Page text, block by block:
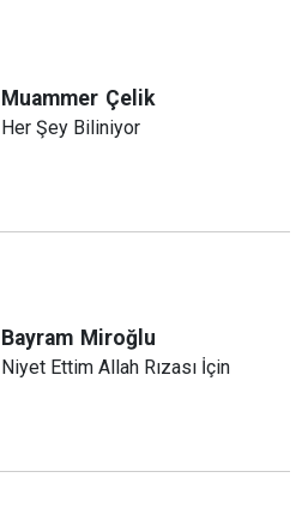
Muammer Çelik
Her Şey Biliniyor
Bayram Miroğlu
Niyet Ettim Allah Rızası İçin